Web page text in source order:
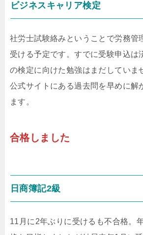
ビジネスキャリア検定
社労士試験絡みということで労務管
受ける予定です。すでに受験申込は
の検定に向けた勉強はまだしていま
公式サイトにある過去問を早めに解
ます。
合格しました
日商簿記2級
11月に2年ぶりに受けるも不合格。